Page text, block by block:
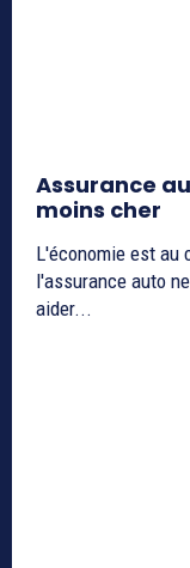
Assurance
moins cher
L'économie est au
l'assurance auto
aider...